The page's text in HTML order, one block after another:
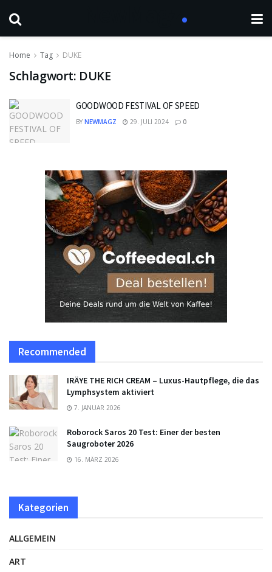
Home Tag DUKE
Schlagwort: DUKE
GOODWOOD FESTIVAL OF SPEED
BY NEWMAGZ 29. JULI 2024 0
Recommended
IRÄYE THE RICH CREAM – Luxus-Hautpflege, die das
Lymphsystem aktiviert
7. JANUAR 2026
Roborock Saros 20 Test: Einer der besten
Saugroboter 2026
16. MÄRZ 2026
Kategorien
ALLGEMEIN
ART